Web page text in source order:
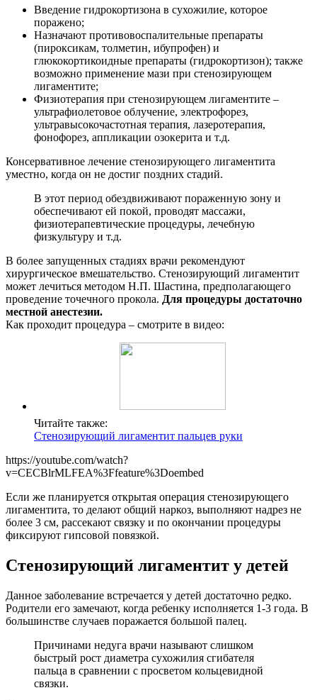
Введение гидрокортизона в сухожилие, которое
поражено;
Назначают противовоспалительные препараты
(пироксикам, толметин, ибупрофен) и
глюкокортикоидные препараты (гидрокортизон); также
возможно применение мази при стенозирующем
лигаментите;
Физиотерапия при стенозирующем лигаментите –
ультрафиолетовое облучение, электрофорез,
ультравысокочастотная терапия, лазеротерапия,
фонофорез, аппликации озокерита и т.д.
Консервативное лечение стенозирующего лигаментита
уместно, когда он не достиг поздних стадий.
В этот период обездвиживают пораженную зону и
обеспечивают ей покой, проводят массажи,
физиотерапевтические процедуры, лечебную
физкультуру и т.д.
В более запущенных стадиях врачи рекомендуют
хирургическое вмешательство. Стенозирующий лигаментит
может лечиться методом Н.П. Шастина, предполагающего
проведение точечного прокола. Для процедуры достаточно
местной анестезии.
Как проходит процедура – смотрите в видео:
Читайте также:
Стенозирующий лигаментит пальцев руки
https://youtube.com/watch?
v=CECBlrMLFEA%3Ffeature%3Doembed
Если же планируется открытая операция стенозирующего
лигаментита, то делают общий наркоз, выполняют надрез не
более 3 см, рассекают связку и по окончании процедуры
фиксируют гипсовой повязкой.
Стенозирующий лигаментит у детей
Данное заболевание встречается у детей достаточно редко.
Родители его замечают, когда ребенку исполняется 1-3 года. В
большинстве случаев поражается большой палец.
Причинами недуга врачи называют слишком
быстрый рост диаметра сухожилия сгибателя
пальца в сравнении с просветом кольцевидной
связки.